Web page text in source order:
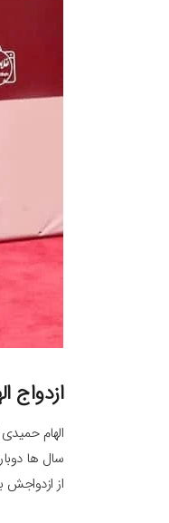
ازدواج
از ازدواجش به روز